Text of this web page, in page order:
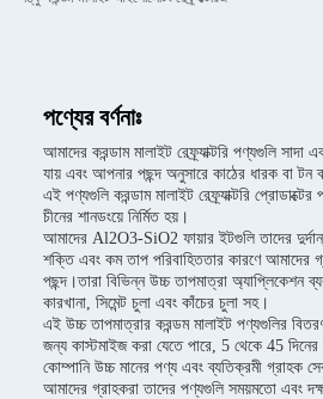
পণ্যের বর্ণনাঃ
আমাদের করন্ডাম মালাইট রেফ্র্যাক্টরি পণ্যগুলি
যায় এবং আপনার পছন্দ অনুসারে কাঠের ধারক বা টন
এই পণ্যগুলি করন্ডাম মালাইট রেফ্র্যাক্টরি
চীনের শানডংয়ে নির্মিত হয়।
আমাদের Al2O3-SiO2 ফায়ার ইটগুলি তাদের
শক্তি এবং কম তাপ পরিবাহিততার কারণে আমাদের
পছন্দ।তারা বিভিন্ন উচ্চ তাপমাত্রা অ্যাপ্লিকেশন
কারখানা, সিমেন্ট চুলা এবং কাঁচের চুলা সহ।
এই উচ্চ তাপমাত্রার করন্ডম মালাইট পণ্যগুলির বিতরণ
জন্য কাস্টমাইজ করা যেতে পারে, 5 থেকে 45
কোম্পানি উচ্চ মানের পণ্য এবং ব্যতিক্রমী গ্রাহক
আমাদের গ্রাহকরা তাদের পণ্যগুলি সময়মতো এবং